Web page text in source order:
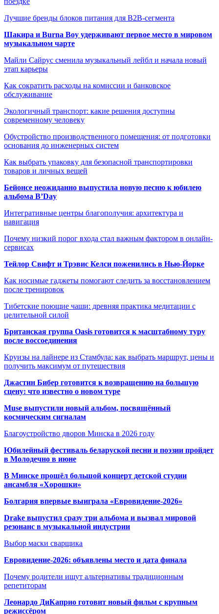
Лучшие бренды блоков питания для B2B-сегмента
Шакира и Burna Boy удерживают первое место в мировом
музыкальном чарте
Майли Сайрус сменила музыкальный лейбл и начала новый
этап карьеры
Как сократить расходы на комиссии и банковское
обслуживание
Экологичный транспорт: какие решения доступны
современному человеку
Обустройство производственного помещения: от подготовки
основания до инженерных систем
Как выбрать упаковку для безопасной транспортировки
товаров и личных вещей
Бейонсе неожиданно выпустила новую песню к юбилею
альбома B’Day
Интегративные центры благополучия: архитектура и
навигация
Почему низкий порог входа стал важным фактором в онлайн-
сервисах
Тейлор Свифт и Трэвис Келси поженились в Нью-Йорке
Как носимые гаджеты помогают следить за восстановлением
после тренировок
Тибетские поющие чаши: древняя практика медитации с
целительной силой
Британская группа Oasis готовится к масштабному туру
после воссоединения
Круизы на лайнере из Стамбула: как выбрать маршрут, цены и
получить максимум от путешествия
Джастин Бибер готовится к возвращению на большую
сцену: что известно о новом туре
Muse выпустили новый альбом, посвящённый
космическим сигналам
Благоустройство дворов Минска в 2026 году
Юбилейный фестиваль беларуской песни и поэзии пройдет
в Молодечно в июне
В Минске прошёл большой концерт детской студии
ансамбля «Хорошки»
Болгария впервые выиграла «Евровидение-2026»
Drake выпустил сразу три альбома и вызвал мировой
резонанс в музыкальной индустрии
Выбор маски сварщика
Евровидение-2026: объявлены место и дата финала
Почему родители ищут альтернативы традиционным
репетиторам
Леонардо ДиКаприо готовит новый фильм с крупным
режиссёром